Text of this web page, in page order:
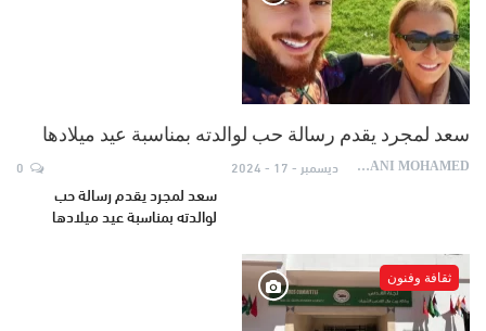
سعد لمجرد يقدم رسالة حب لوالدته بمناسبة عيد ميلادها
AYDANI MOHAMED ديسمبر - 17 - 2024
سعد لمجرد يقدم رسالة حب
لوالدته بمناسبة عيد ميلادها
ثقافة وفنون